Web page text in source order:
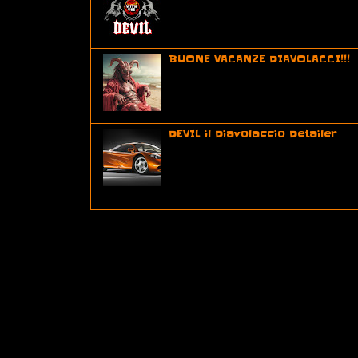
BUONE VACANZE DIAVOLACCI!!!
DEVIL il Diavolaccio Detailer